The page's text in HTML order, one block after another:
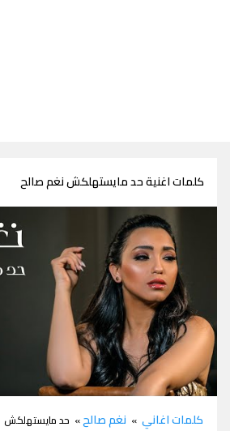
كلمات اغنية حد مايستهلكش نغم صالح
كلمات اغاني » نغم صالح» حد مايستهلكش